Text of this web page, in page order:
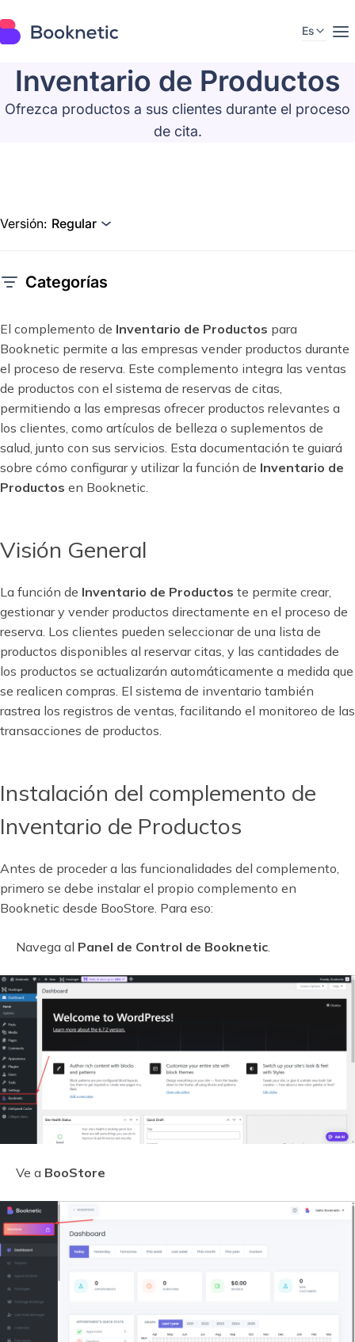
Es
Inventario de Productos
Ofrezca productos a sus clientes durante el proceso
de cita.
Versión: Regular
Categorías
El complemento de Inventario de Productos para
Booknetic permite a las empresas vender productos durante
el proceso de reserva. Este complemento integra las ventas
de productos con el sistema de reservas de citas,
permitiendo a las empresas ofrecer productos relevantes a
los clientes, como artículos de belleza o suplementos de
salud, junto con sus servicios. Esta documentación te guiará
sobre cómo configurar y utilizar la función de Inventario de
Productos en Booknetic.
Visión General
La función de Inventario de Productos te permite crear,
gestionar y vender productos directamente en el proceso de
reserva. Los clientes pueden seleccionar de una lista de
productos disponibles al reservar citas, y las cantidades de
los productos se actualizarán automáticamente a medida que
se realicen compras. El sistema de inventario también
rastrea los registros de ventas, facilitando el monitoreo de las
transacciones de productos.
Instalación del complemento de
Inventario de Productos
Antes de proceder a las funcionalidades del complemento,
primero se debe instalar el propio complemento en
Booknetic desde BooStore. Para eso:
Navega al Panel de Control de Booknetic.
Ve a BooStore